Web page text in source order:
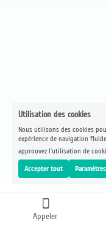
CRÉATION
Appeler
Utilisation des cookies
Nous utilisons des cookies
expérience de navigation
approuvez l'utilisation de
Accepter tout Paramètres